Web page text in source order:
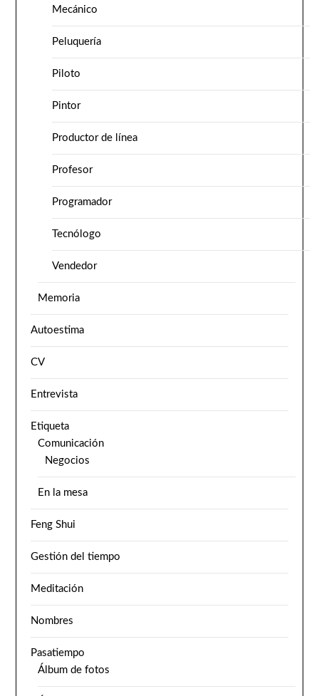
Mecánico
Peluquería
Piloto
Pintor
Productor de línea
Profesor
Programador
Tecnólogo
Vendedor
Memoria
Autoestima
CV
Entrevista
Etiqueta
Comunicación
Negocios
En la mesa
Feng Shui
Gestión del tiempo
Meditación
Nombres
Pasatiempo
Álbum de fotos